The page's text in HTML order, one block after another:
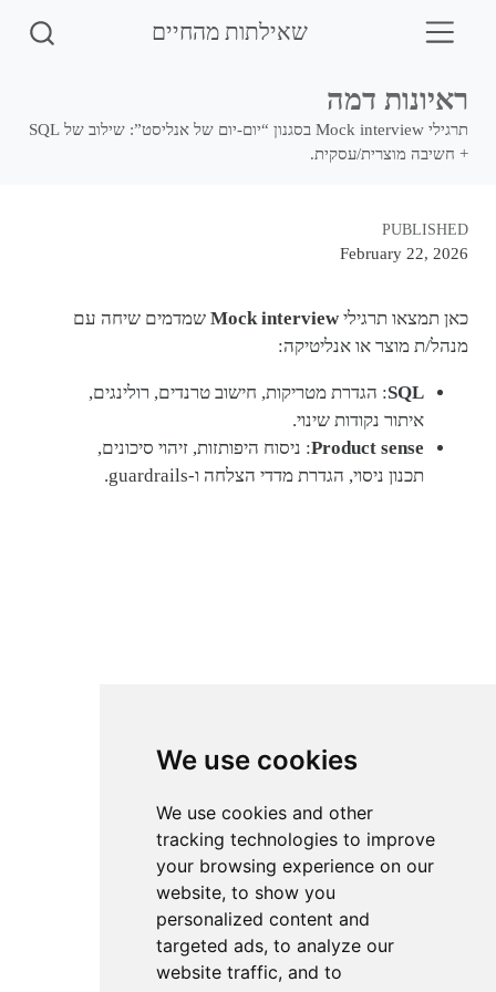
We use cookies
We use cookies and other
tracking technologies to improve
your browsing experience on our
website, to show you
personalized content and
targeted ads, to analyze our
website traffic, and to
שאילתות מהחיים
ראיונות דמה
תרגילי Mock interview בסגנון “יום‑יום של אנליסט”: שילוב של SQL
+ חשיבה מוצרית/עסקית.
PUBLISHED
February 22, 2026
כאן תמצאו תרגיליMock interview שמדמים שיחה עם
מנהל/ת מוצר או אנליטיקה:
SQL: הגדרת מטריקות, חישוב טרנדים, רולינגים,
איתור נקודות שינוי.
Product sense: ניסוח היפותזות, זיהוי סיכונים,
תכנון ניסוי, הגדרת מדדי הצלחה ו-guardrails.
קנו לי קפה